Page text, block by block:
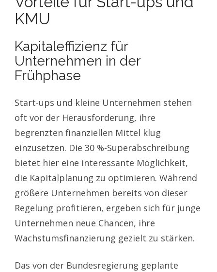
KMU
Kapitaleffizienz für
Unternehmen in der
Frühphase
Start-ups und kleine Unternehmen stehen
oft vor der Herausforderung, ihre
begrenzten finanziellen Mittel klug
einzusetzen. Die 30 %-Superabschreibung
bietet hier eine interessante Möglichkeit,
die Kapitalplanung zu optimieren. Während
größere Unternehmen bereits von dieser
Regelung profitieren, ergeben sich für junge
Unternehmen neue Chancen, ihre
Wachstumsfinanzierung gezielt zu stärken.
Das von der Bundesregierung geplante